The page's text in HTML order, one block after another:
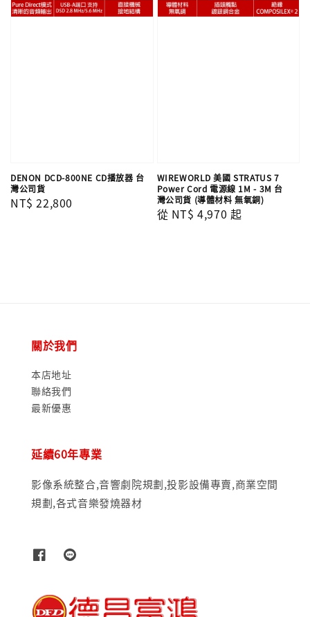
DENON DCD-800NE CD播放器 台
灣公司貨
Regular
NT$ 22,800
WIREWORLD 美國 STRATUS 7
Power Cord 電源線 1M - 3M 台
灣公司貨 (導體材料 無氧銅)
Regular
從 NT$ 4,970 起
關於我們
本店地址
聯絡我們
最新優惠
延續60年專業
影像系統整合,音響劇院規劃,投影設備專賣,商業空間
規劃,各式音樂發燒器材